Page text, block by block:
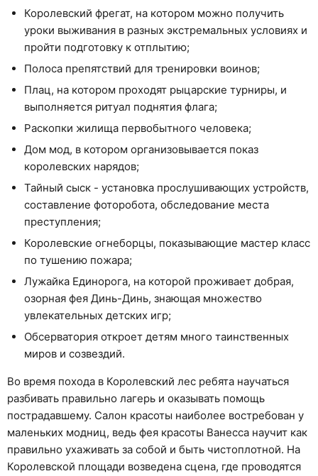
Королевский фрегат, на котором можно получить
уроки выживания в разных экстремальных условиях и
пройти подготовку к отплытию;
Полоса препятствий для тренировки воинов;
Плац, на котором проходят рыцарские турниры, и
выполняется ритуал поднятия флага;
Раскопки жилища первобытного человека;
Дом мод, в котором организовывается показ
королевских нарядов;
Тайный сыск - установка прослушивающих устройств,
составление фоторобота, обследование места
преступления;
Королевские огнеборцы, показывающие мастер класс
по тушению пожара;
Лужайка Единорога, на которой проживает добрая,
озорная фея Динь-Динь, знающая множество
увлекательных детских игр;
Обсерватория откроет детям много таинственных
миров и созвездий.
Во время похода в Королевский лес ребята научаться
разбивать правильно лагерь и оказывать помощь
пострадавшему. Салон красоты наиболее востребован у
маленьких модниц, ведь фея красоты Ванесса научит как
правильно ухаживать за собой и быть чистоплотной. На
Королевской площади возведена сцена, где проводятся